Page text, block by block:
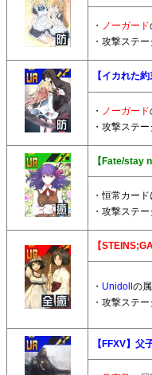
・ ノーガード
・攻撃ステ
【イカれた
・ ノーガード
・攻撃ステ
【Fate/stay
・恒常カー
・攻撃ステ
【
・ Unidollの
・攻撃ステ
【FFXV】父